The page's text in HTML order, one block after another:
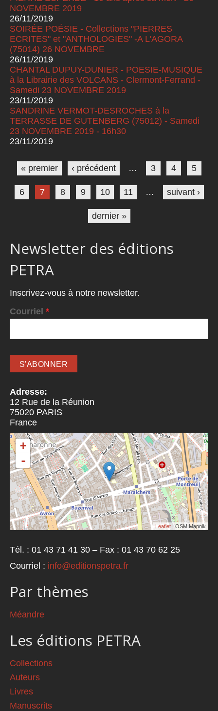
NOVEMBRE 2019
26/11/2019
SOIRÉE POÉSIE - Collections "PIERRES
ECRITES" et "ANTHOLOGIES" -A L'AGORA
(75014) 26 NOVEMBRE
26/11/2019
CHANTAL DUPUY-DUNIER - POESIE-MUSIQUE
à la Librairie des VOLCANS - Clermont-Ferrand -
Samedi 23 NOVEMBRE 2019
23/11/2019
SANDRINE VERMOT-DESROCHES à la
TERRASSE DE GUTENBERG (75012) - Samedi
23 NOVEMBRE 2019 - 16h30
23/11/2019
Pages
« premier ‹ précédent … 3 4 5
6 7 8 9 10 11 … suivant ›
dernier »
Newsletter des éditions
PETRA
Inscrivez-vous à notre newsletter.
Courriel *
Adresse:
12 Rue de la Réunion
75020 PARIS
France
+
-
Leaflet | OSM Mapnik
Tél. : 01 43 71 41 30 – Fax : 01 43 70 62 25
Courriel : info@editionspetra.fr
Par thèmes
Méandre
Les éditions PETRA
Collections
Auteurs
Livres
Manuscrits